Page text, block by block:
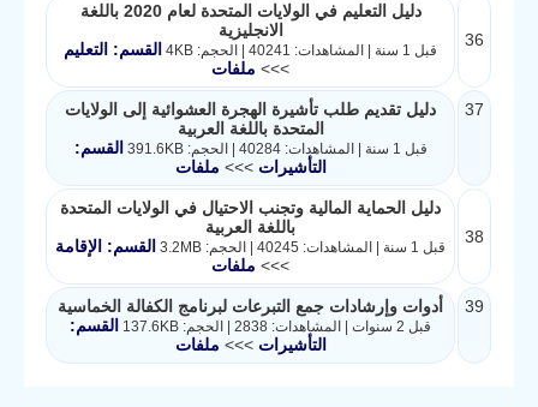
36
دليل التعليم في الولايات المتحدة لعام 2020 باللغة
الانجليزية
قبل 1 سنة | المشاهدات: 40241 | الحجم: 4KB
القسم: التعليم
>>> ملفات
37
دليل تقديم طلب تأشيرة الهجرة العشوائية إلى الولايات
المتحدة باللغة العربية
قبل 1 سنة | المشاهدات: 40284 | الحجم: 391.6KB
القسم:
التأشيرات>>> ملفات
38
دليل الحماية المالية وتجنب الاحتيال في الولايات المتحدة
باللغة العربية
قبل 1 سنة | المشاهدات: 40245 | الحجم: 3.2MB
القسم: الإقامة
>>> ملفات
39 أدوات وإرشادات جمع التبرعات لبرنامج الكفالة الخماسية
قبل 2 سنوات | المشاهدات: 2838 | الحجم: 137.6KB
القسم:
التأشيرات>>> ملفات